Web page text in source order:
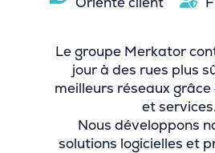
Le groupe Merkator
jour à des rues plus
meilleurs réseaux grâce
et services.
Nous développons
solutions logicielles et